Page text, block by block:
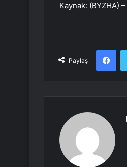
Kaynak: (BYZHA)
Paylaş